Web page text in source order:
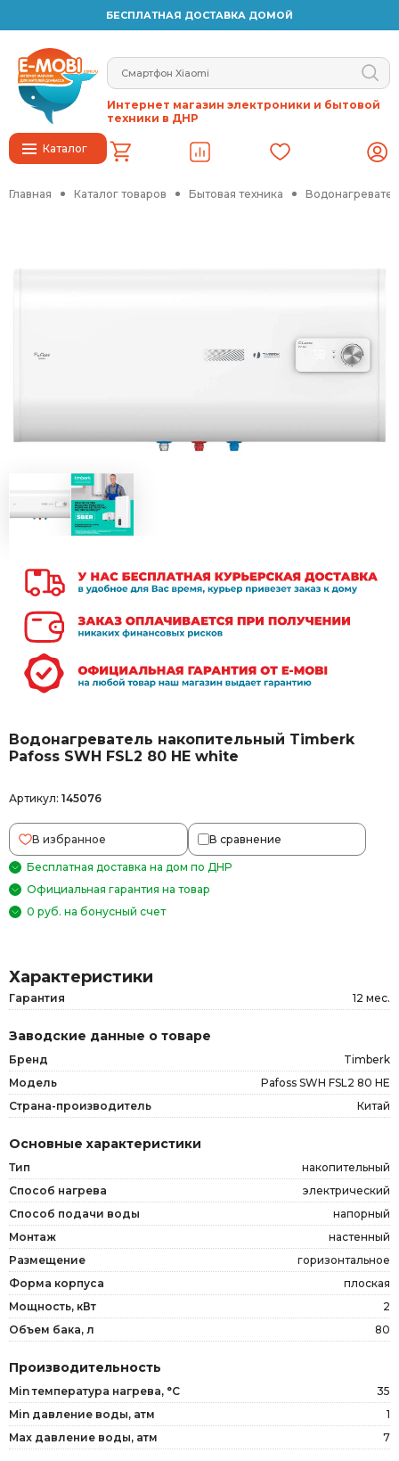
БЕСПЛАТНАЯ ДОСТАВКА ДОМОЙ
Каталог
Интернет магазин электроники и бытовой
техники в ДНР
Главная Каталог товаров Бытовая техника
Водонагреватель накопительный Timberk
Pafoss SWH FSL2 80 HE white
Артикул: 145076
В избранное В сравнение
Бесплатная доставка на дом по ДНР
Официальная гарантия на товар
0 руб. на бонусный счет
Характеристики
Гарантия 12 мес.
Заводские данные о товаре
Бренд
Timberk
Модель
Pafoss SWH FSL2 80 HE
Страна-производитель
Китай
Основные характеристики
Тип
накопительный
Способ нагрева
электрический
Способ подачи воды
напорный
Монтаж
настенный
Размещение
горизонтальное
Форма корпуса
плоская
Мощность, кВт
2
Объем бака, л
80
Производительность
Min температура нагрева, °C
35
Min давление воды, атм
1
Max давление воды, атм
7